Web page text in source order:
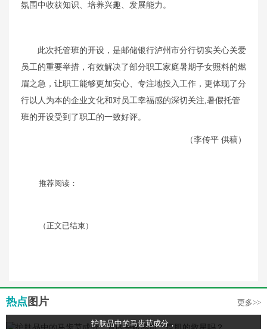
氛围中收获知识、培养兴趣、发展能力。
此次托管班的开设，是邮储银行泸州市分行切实关心关爱
员工的重要举措，有效解决了部分职工家庭暑期子女照料的燃
眉之急，让职工能够更加安心、专注地投入工作，更体现了分
行以人为本的企业文化和对员工幸福感的深切关注,暑假托管
班的开设受到了职工的一致好评。
（李传平 供稿）
推荐阅读：
（正文已结束）
热点 图片 更多>>
护肤品中的马齿苋成分，